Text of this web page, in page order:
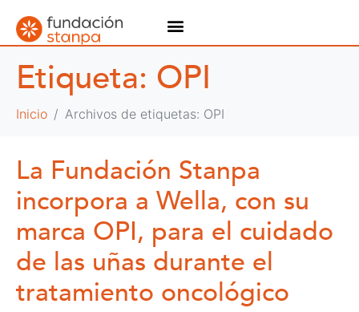
Etiqueta: OPI
Inicio Archivos de etiquetas: OPI
La Fundación Stanpa
incorpora a Wella, con su
marca OPI, para el cuidado
de las uñas durante el
tratamiento oncológico